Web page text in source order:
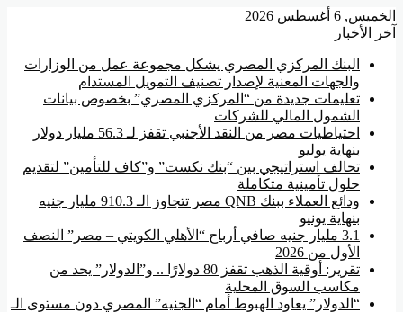
الخميس, 6 أغسطس 2026
آخر الأخبار
البنك المركزي المصري يشكل مجموعة عمل من الوزارات
والجهات المعنية لإصدار تصنيف التمويل المستدام
تعليمات جديدة من “المركزي المصري” بخصوص بيانات
الشمول المالي للشركات
احتياطيات مصر من النقد الأجنبي تقفز لـ 56.3 مليار دولار
بنهاية يوليو
تحالف استراتيجي بين “بنك نكست” و”كاف للتأمين” لتقديم
حلول تأمينية متكاملة
ودائع العملاء ببنك QNB مصر تتجاوز الـ 910.3 مليار جنيه
بنهاية يونيو
3.1 مليار جنيه صافي أرباح “الأهلي الكويتي – مصر” النصف
الأول من 2026
تقرير: أوقية الذهب تقفز 80 دولارًا .. و”الدولار” يحد من
مكاسب السوق المحلية
“الدولار” يعاود الهبوط أمام “الجنيه” المصري دون مستوى الـ